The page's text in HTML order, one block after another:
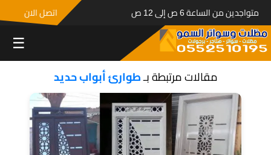
متواجدين من الساعة 6 ص إلى 12 ص اتصل الان
☰
مقالات مرتبطة بـطوارئ أبواب حديد